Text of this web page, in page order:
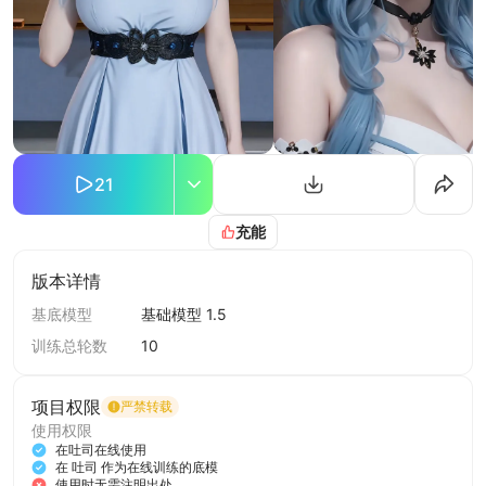
21
充能
版本详情
基底模型
基础模型 1.5
训练总轮数
10
项目权限 严禁转载
使用权限
在吐司在线使用
在 吐司 作为在线训练的底模